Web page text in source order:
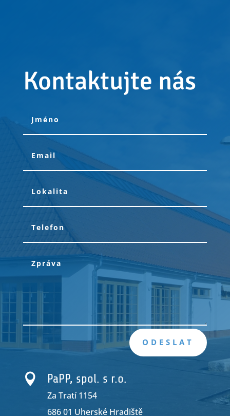
Kontaktujte nás
ODESLAT
 PaPP, spol. s r.o.
Za Tratí 1154
686 01 Uherské Hradiště